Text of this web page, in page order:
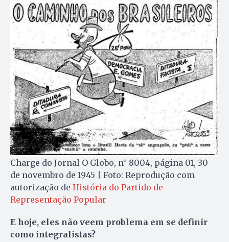
Charge do Jornal O Globo, n° 8004, página 01, 30
de novembro de 1945 | Foto: Reprodução com
autorização de História do Partido de
Representação Popular
E hoje, eles não veem problema em se definir
como integralistas?